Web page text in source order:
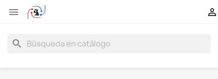
 
search